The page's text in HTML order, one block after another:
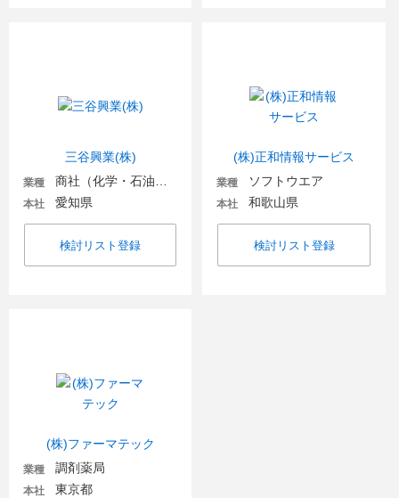
三谷興業(株)
業種
本社 愛知県
検討リスト登録
(株)正和情報サービス
業種 ソフトウエア
本社 和歌山県
検討リスト登録
(株)ファーマテック
業種 調剤薬局
本社 東京都